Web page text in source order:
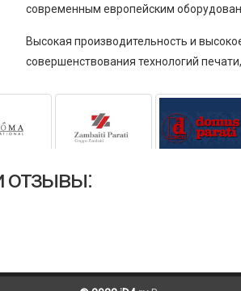
современным европейским
Высокая производительность и
совершенствования технологий
отзывы: